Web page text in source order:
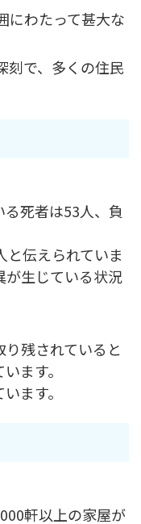
にわたって甚大な
刻で、多くの住民
死者は53人、負
伝えられていま
が生じている状況
残されていると
ます。
ます。
軒以上の家屋が